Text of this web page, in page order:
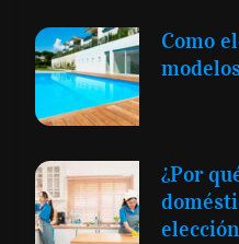
Como
¿Por